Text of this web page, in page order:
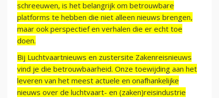
schreeuwen, is het belangrijk om betrouwbare
platforms te hebben die niet alleen nieuws brengen,
maar ook perspectief en verhalen die er echt toe
doen.
Bij Luchtvaartnieuws en zustersite Zakenreisnieuws
vind je die betrouwbaarheid. Onze toewijding aan het
leveren van het meest actuele en onafhankelijke
nieuws over de luchtvaart- en (zaken)reisindustrie